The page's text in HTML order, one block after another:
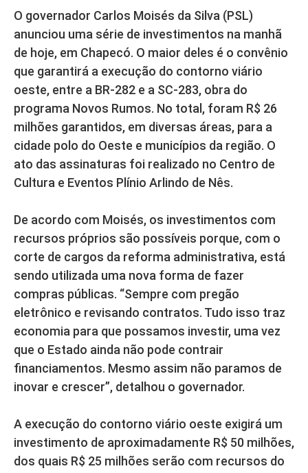
O governador Carlos Moisés da Silva (PSL)
anunciou uma série de investimentos na manhã
de hoje, em Chapecó. O maior deles é o convênio
que garantirá a execução do contorno viário
oeste, entre a BR-282 e a SC-283, obra do
programa Novos Rumos. No total, foram R$ 26
milhões garantidos, em diversas áreas, para a
cidade polo do Oeste e municípios da região. O
ato das assinaturas foi realizado no Centro de
Cultura e Eventos Plínio Arlindo de Nês.
De acordo com Moisés, os investimentos com
recursos próprios são possíveis porque, com o
corte de cargos da reforma administrativa, está
sendo utilizada uma nova forma de fazer
compras públicas. “Sempre com pregão
eletrônico e revisando contratos. Tudo isso traz
economia para que possamos investir, uma vez
que o Estado ainda não pode contrair
financiamentos. Mesmo assim não paramos de
inovar e crescer”, detalhou o governador.
A execução do contorno viário oeste exigirá um
investimento de aproximadamente R$ 50 milhões,
dos quais R$ 25 milhões serão com recursos do